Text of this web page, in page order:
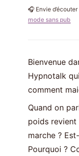
🎧 Envie
mode sans pub
Bienvenue
Hypnotalk
comment
Quand on
poids revient
marche ?
Pourquoi ?